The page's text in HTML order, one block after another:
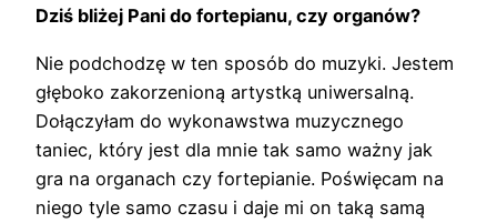
Dziś bliżej Pani do fortepianu, czy organów?
Nie podchodzę w ten sposób do muzyki. Jestem
głęboko zakorzenioną artystką uniwersalną.
Dołączyłam do wykonawstwa muzycznego
taniec, który jest dla mnie tak samo ważny jak
gra na organach czy fortepianie. Poświęcam na
niego tyle samo czasu i daje mi on taką samą